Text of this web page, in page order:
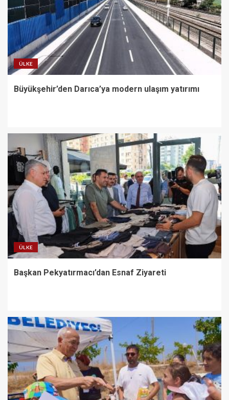
ÜLKE
Büyükşehir’den Darıca’ya modern ulaşım yatırımı
ÜLKE
Başkan Pekyatırmacı’dan Esnaf Ziyareti